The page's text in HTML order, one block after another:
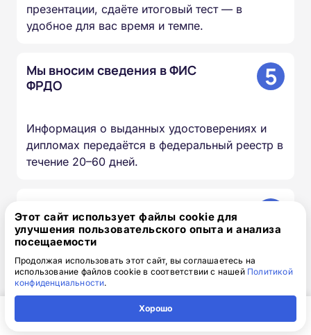
презентации, сдаёте итоговый тест — в
удобное для вас время и темпе.
Мы вносим сведения в ФИС
ФРДО
5
Информация о выданных удостоверениях и
дипломах передаётся в федеральный реестр в
течение 20–60 дней.
документов
Скан-копии направляем на почту в день
окончания курса, оригиналы доставляем
Почтой России бесплатно.
Этот сайт использует файлы cookie для
улучшения пользовательского опыта и анализа
посещаемости
Продолжая использовать этот сайт, вы соглашаетесь на
использование файлов cookie в соответствии с нашей Политикой
конфиденциальности.
Хорошо